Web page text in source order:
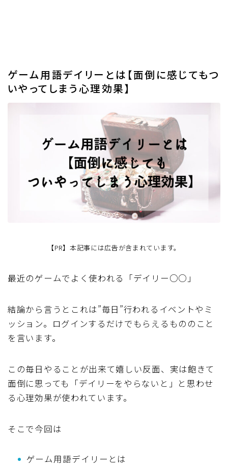
ゲーム用語デイリーとは【面倒に感じてもつ
いやってしまう心理効果】
【PR】本記事には広告が含まれています。
最近のゲームでよく使われる「デイリー○○」
結論から言うとこれは”毎日”行われるイベントやミ
ッション。ログインするだけでもらえるもののこと
を言います。
この毎日やることが出来て嬉しい反面、実は飽きて
面倒に思っても「デイリーをやらないと」と思わせ
る心理効果が使われています。
そこで今回は
ゲーム用語デイリーとは